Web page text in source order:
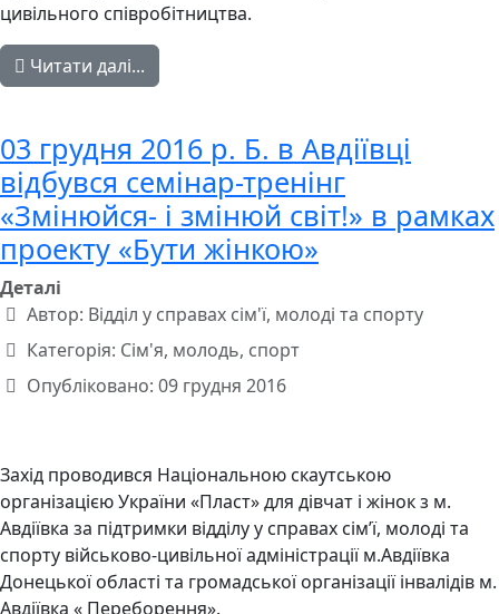
цивільного співробітництва.
Читати далі...
03 грудня 2016 р. Б. в Авдіївці
відбувся семінар-тренінг
«Змінюйся- і змінюй світ!» в рамках
проекту «Бути жінкою»
Деталі
Автор: Відділ у справах сім'ї, молоді та спорту
Категорія: Сім'я, молодь, спорт
Опубліковано: 09 грудня 2016
Захід проводився Національною скаутською
організацією України «Пласт» для дівчат і жінок з м.
Авдіївка за підтримки відділу у справах сім’ї, молоді та
спорту військово-цивільної адміністрації м.Авдіївка
Донецької області та громадської організації інвалідів м.
Авдіївка « Переборення».